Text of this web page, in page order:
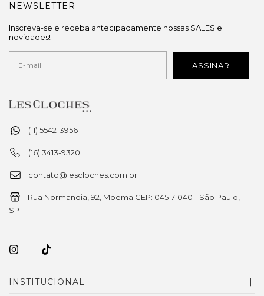
(11) 5542-3956
(16) 3413-9320
contato@lescloches.com.br
Rua Normandia, 92, Moema CEP: 04517-040 - São Paulo, -
SP
INSTITUCIONAL
NEWSLETTER
Inscreva-se e receba antecipadamente nossas SALES e
novidades!